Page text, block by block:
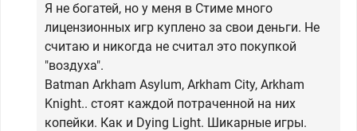
Я не богатей, но у меня в Стиме много
лицензионных игр куплено за свои деньги. Не
считаю и никогда не считал это покупкой
"воздуха".
Batman Arkham Asylum, Arkham City, Arkham
Knight.. стоят каждой потраченной на них
копейки. Как и Dying Light. Шикарные игры.